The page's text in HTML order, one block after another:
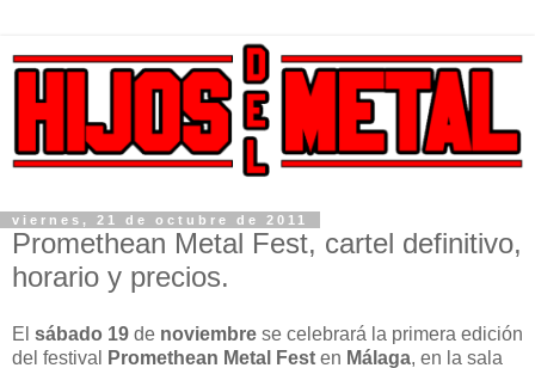
viernes, 21 de octubre de 2011
Promethean Metal Fest, cartel definitivo,
horario y precios.
El sábado 19 de noviembre se celebrará la primera edición
del festival
Promethean Metal Fest en Málaga, en la sala